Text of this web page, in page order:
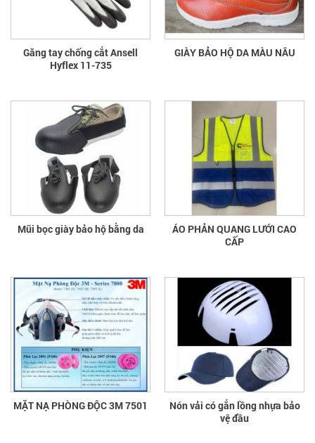
Găng tay chống cắt Ansell
Hyflex 11-735
GIÀY BẢO HỘ DA MÀU NÂU
Mũi bọc giày bảo hộ bằng da
ÁO PHẢN QUANG LƯỚI CAO
CẤP
MẶT NẠ PHÒNG ĐỘC 3M 7501
Nón vải có gắn lồng nhựa bảo
vệ đầu